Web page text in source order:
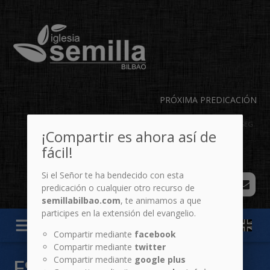
PRÓXIMA PREDICACIÓN
SEG
menu
¡Compartir es ahora así de
fácil!
Si el Señor te ha bendecido con esta
predicación o cualquier otro recurso de
semillabilbao.com, te animamos a que
participes en la extensión del evangelio.
Compartir mediante facebook
Compartir mediante twitter
Compartir mediante google plus